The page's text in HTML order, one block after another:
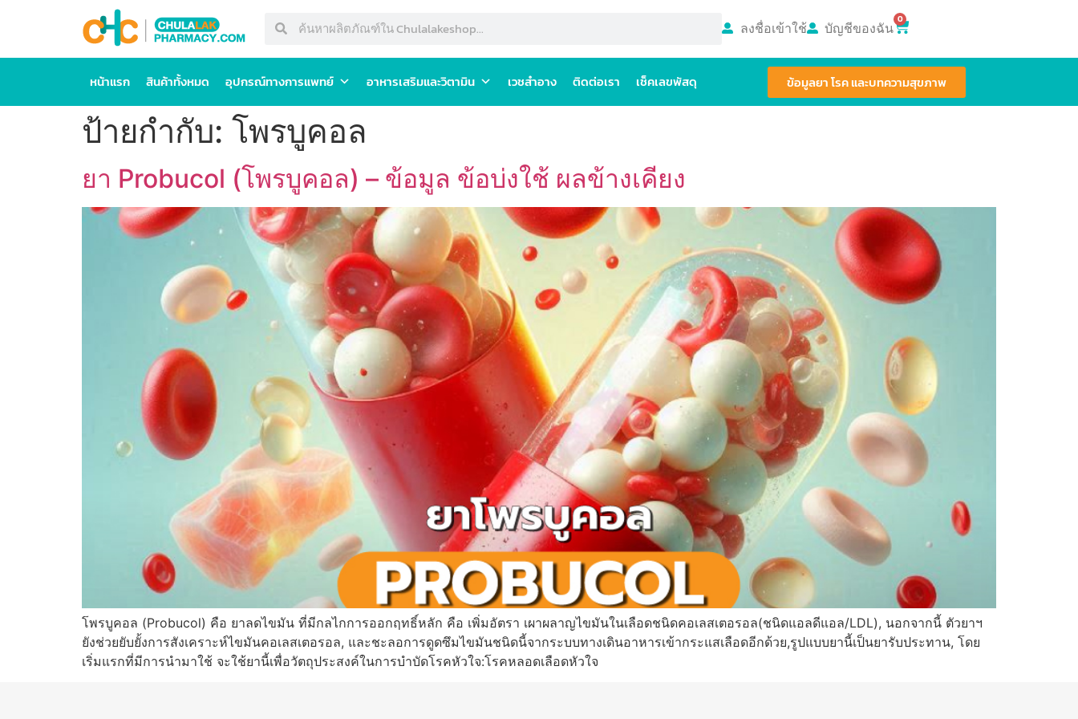
ลงชื่อเข้าใช้ บัญชีของฉัน 0
หน้าแรก สินค้าทั้งหมด อุปกรณ์ทางการแพทย์ อาหารเสริมและวิตามิน เวชสำอาง ติดต่อเรา เช็คเลขพัสดุ ข้อมูลยา โรค และบทความสุขภาพ
ป้ายกำกับ: โพรบูคอล
ยา Probucol (โพรบูคอล) – ข้อมูล ข้อบ่งใช้ ผลข้างเคียง
โพรบูคอล (Probucol) คือ ยาลดไขมัน ที่มีกลไกการออกฤทธิ์หลัก คือ เพิ่มอัตรา เผาผลาญไขมันในเลือดชนิดคอเลสเตอรอล(ชนิดแอลดีแอล/LDL), นอกจากนี้ ตัวยาฯ
ยังช่วยยับยั้งการสังเคราะห์ไขมันคอเลสเตอรอล, และชะลอการดูดซึมไขมันชนิดนี้จากระบบทางเดินอาหารเข้ากระแสเลือดอีกด้วย,รูปแบบยานี้เป็นยารับประทาน, โดย
เริ่มแรกที่มีการนำมาใช้ จะใช้ยานี้เพื่อวัตถุประสงค์ในการบำบัดโรคหัวใจ:โรคหลอดเลือดหัวใจ